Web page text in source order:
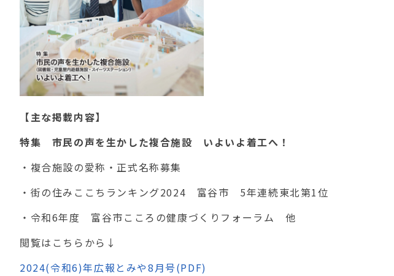
【主な掲載内容】
特集 市民の声を生かした複合施設 いよいよ着工へ！
・複合施設の愛称・正式名称募集
・街の住みここちランキング2024 富谷市 5年連続東北第1位
・令和6年度 富谷市こころの健康づくりフォーラム 他
閲覧はこちらから↓
2024(令和6)年広報とみや8月号(PDF)